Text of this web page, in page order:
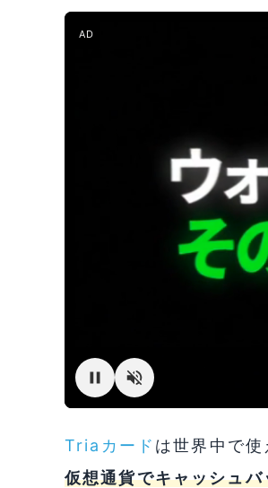
AD
Triaカード は世界中で
仮想通貨でキャッシュバ